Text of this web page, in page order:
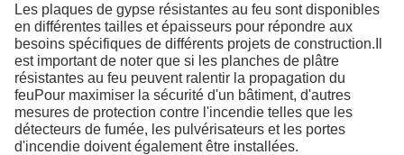
Les plaques de gypse résistantes au feu sont disponibles
en différentes tailles et épaisseurs pour répondre aux
besoins spécifiques de différents projets de construction.Il
est important de noter que si les planches de plâtre
résistantes au feu peuvent ralentir la propagation du
feuPour maximiser la sécurité d'un bâtiment, d'autres
mesures de protection contre l'incendie telles que les
détecteurs de fumée, les pulvérisateurs et les portes
d'incendie doivent également être installées.